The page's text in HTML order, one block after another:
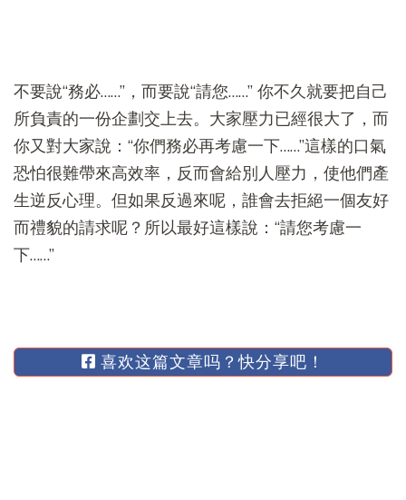
不要說“務必……”，而要說“請您……” 你不久就要把自己
所負責的一份企劃交上去。大家壓力已經很大了，而
你又對大家說：“你們務必再考慮一下……”這樣的口氣
恐怕很難帶來高效率，反而會給別人壓力，使他們產
生逆反心理。但如果反過來呢，誰會去拒絕一個友好
而禮貌的請求呢？所以最好這樣說：“請您考慮一
下……”
喜欢这篇文章吗？快分享吧！